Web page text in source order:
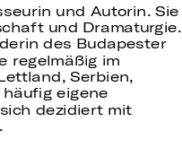
und Autorin. Sie
und Dramaturgie.
des Budapester
regelmäßig im
Serbien,
eigene
dezidiert mit